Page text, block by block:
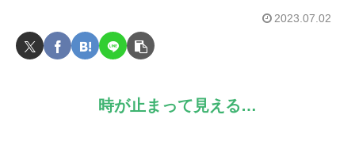
2023.07.02
時が止まって見える…